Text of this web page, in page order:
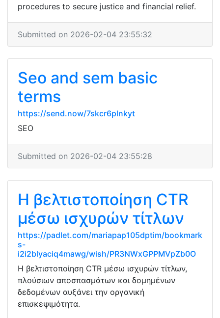
procedures to secure justice and financial relief.
Submitted on 2026-02-04 23:55:32
Seo and sem basic
terms
https://send.now/7skcr6plnkyt
SEO
Submitted on 2026-02-04 23:55:28
Η βελτιστοποίηση CTR
μέσω ισχυρών τίτλων
https://padlet.com/mariapap105dptim/bookmark
s-
i2i2blyaciq4mawg/wish/PR3NWxGPPMVpZb0O
Η βελτιστοποίηση CTR μέσω ισχυρών τίτλων,
πλούσιων αποσπασμάτων και δομημένων
δεδομένων αυξάνει την οργανική
επισκεψιμότητα.